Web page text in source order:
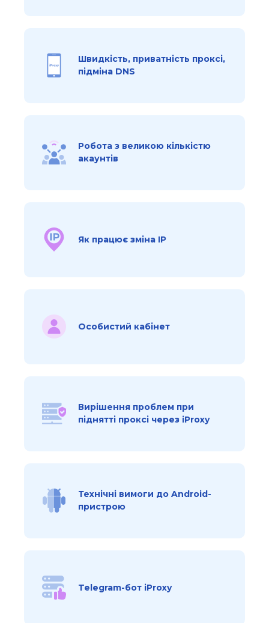
Швидкість, приватність проксі,
підміна DNS
Робота з великою кількістю
акаунтів
Як працює зміна IP
Особистий кабінет
Вирішення проблем при
піднятті проксі через iProxy
Технічні вимоги до Android-
пристрою
Telegram-бот iProxy